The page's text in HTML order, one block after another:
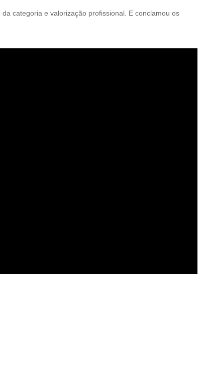
categoria e valorização profissional. E conclamou os